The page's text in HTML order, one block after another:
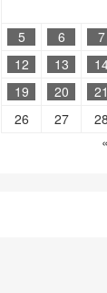
5
6 7
12
13
19
20 21
26
27 28